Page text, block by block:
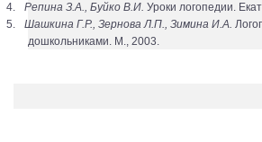
4.
Репина З.А., Буйко В.И. Уроки логопедии.
5.
Шашкина Г.Р., Зернова Л.П., Зимина И.А.
дошкольниками. М., 2003.